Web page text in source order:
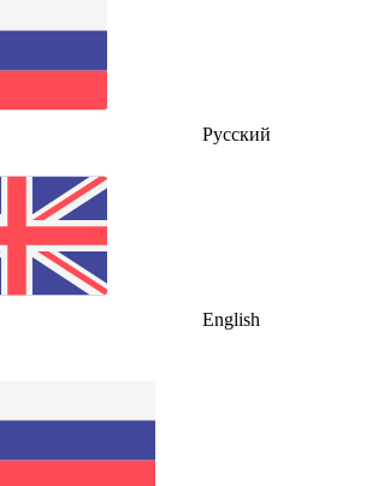
Русский
English